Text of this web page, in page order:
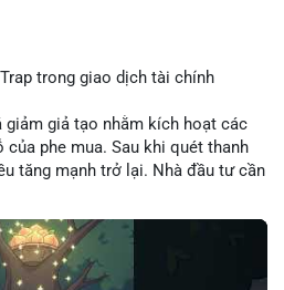
trong giao dịch tài chính
giảm giả tạo nhằm kích hoạt các
của phe mua. Sau khi quét thanh
tăng mạnh trở lại. Nhà đầu tư cần